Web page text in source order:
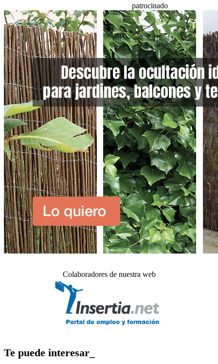
patrocinado
Colaboradores de nuestra web
Te puede interesar_